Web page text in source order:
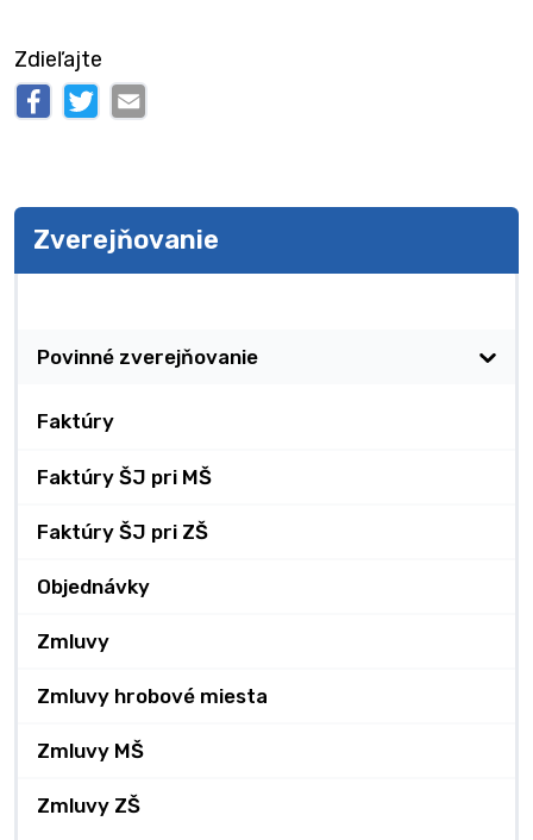
Zdieľajte
Zverejňovanie
Povinné zverejňovanie
Faktúry
Faktúry ŠJ pri MŠ
Faktúry ŠJ pri ZŠ
Objednávky
Zmluvy
Zmluvy hrobové miesta
Zmluvy MŠ
Zmluvy ZŠ